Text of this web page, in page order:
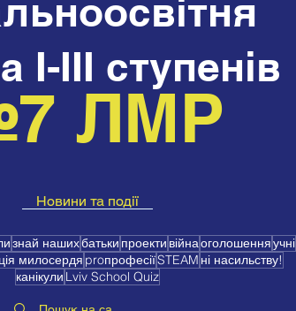
ІІІ ступенів
ЛМР
Новини та події
знай нашихбатьки проекти війнаоголошенняучні
милосердя proпрофесіїSTEAM ні насильству!
канікули Lviv School Quiz